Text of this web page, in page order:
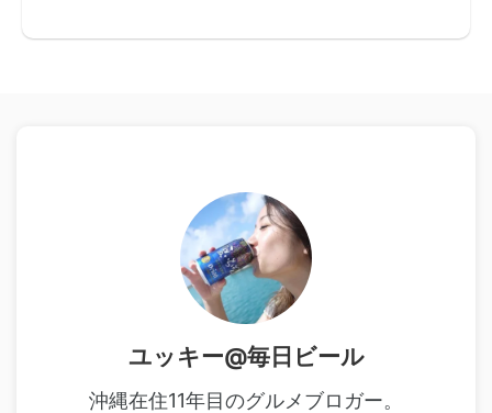
ユッキー@毎日ビール
沖縄在住11年目のグルメブロガー。